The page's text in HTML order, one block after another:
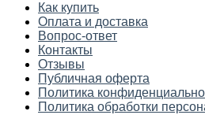
Как купить
Оплата и доставка
Вопрос-ответ
Контакты
Отзывы
Публичная оферта
Политика
Политика обработки